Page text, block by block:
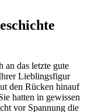
an das letzte gute
Lieblingsfigur
den Rücken hinauf
hatten in gewissen
vor Spannung die